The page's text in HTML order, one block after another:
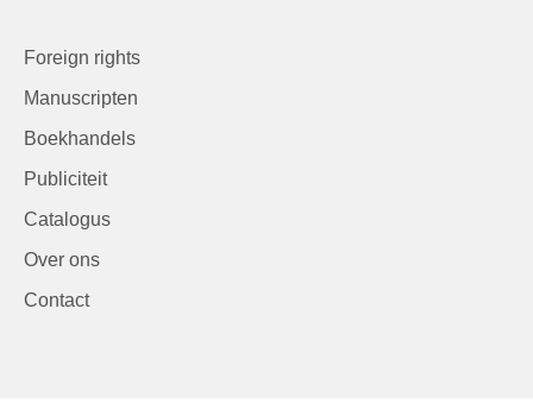
Foreign rights
Manuscripten
Boekhandels
Publiciteit
Catalogus
Over ons
Contact